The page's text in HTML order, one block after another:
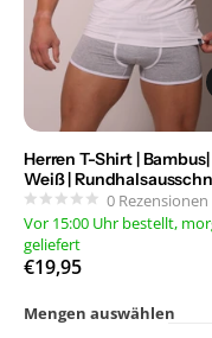
Herren T-Shirt |
Weiß |
0 Rezensionen
Vor 15:00 Uhr bestellt,
geliefert
€19,95
Mengen auswählen